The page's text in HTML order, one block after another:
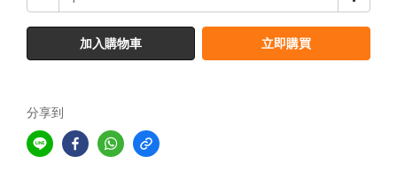
加入購物車 立即購買
分享到